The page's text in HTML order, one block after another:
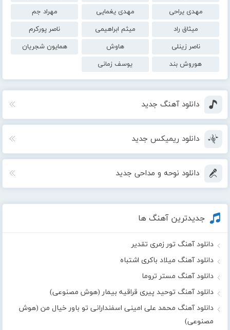
مهدی یراحی
مهدی یغمایی
مهراد جم
میثاق راد
میثم ابراهیمی
ناصر پورکرم
ناصر زینلی
هاوش
همایون شجریان
هوروش بند
یوسف زمانی
دانلود آهنگ جدید
دانلود ریمیکس جدید
دانلود نوحه و مداحی جدید
جدیدترین آهنگ ها
دانلود آهنگ تور زمری تقدیر
دانلود آهنگ میلاد باکری اشتباه
دانلود آهنگ مستر تروما
دانلود آهنگ توحید پیری قراقیه بیمار (هوش مصنوعی)
دانلود آهنگ محمد علی امینی اسفندارانی تو باور خیال من (هوش
مصنوعی)